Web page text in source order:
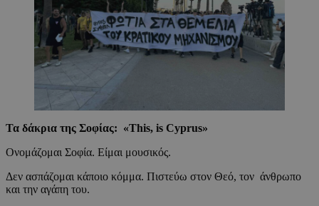
Τα δάκρια της Σοφίας: «This, is Cyprus»
Ονομάζομαι Σοφία. Είμαι μουσικός.
Δεν ασπάζομαι κάποιο κόμμα. Πιστεύω στον Θεό, τον άνθρωπο
και την αγάπη του.